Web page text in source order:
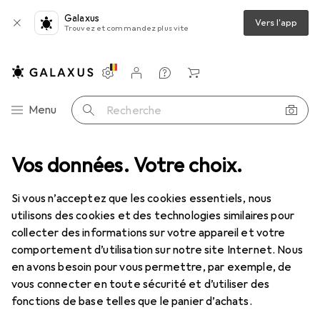
Vos données. Votre choix.
Si vous n’acceptez que les cookies essentiels, nous
utilisons des cookies et des technologies similaires pour
collecter des informations sur votre appareil et votre
comportement d’utilisation sur notre site Internet. Nous
en avons besoin pour vous permettre, par exemple, de
vous connecter en toute sécurité et d’utiliser des
fonctions de base telles que le panier d’achats.
Galaxus
Trouvez et commandez plus vite Vers l'app
Navigation par catégorie
Menu Recherche
Paramètres
Compte client
Listes de comparaison
Listes d'envies
Panier
Tout l'assortiment Mode Enfants Vêtements
Vêtements
DécouvrirForum